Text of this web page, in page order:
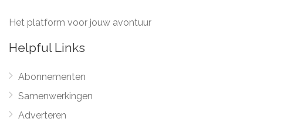
Het platform voor jouw avontuur
Helpful Links
Abonnementen
Samenwerkingen
Adverteren